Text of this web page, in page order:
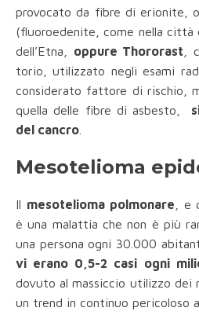
provocato da fibre di erionite,
(fluoroedenite, come nella città
dell’Etna, oppure Thororast ,
torio, utilizzato negli esami
considerato fattore di rischio,
quella delle fibre di asbesto,
del cancro
Mesotelioma
Il mesotelioma polmonare , e
è una malattia che non è più
una persona ogni 30.000
vi erano 0,5-2 casi ogni
dovuto al massiccio utilizzo dei
un trend in continuo pericoloso